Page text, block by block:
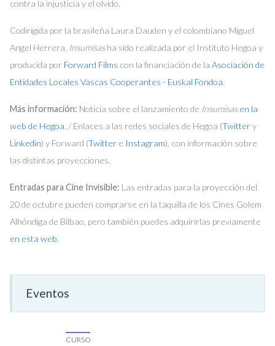
contra la injusticia y el olvido.
Codirigida por la brasileña Laura Dauden y el colombiano Miguel
Angel Herrera, Insumisasha sido realizada por el Instituto Hegoa y
producida por Forward Films con la financiación de la Asociación de
Entidades Locales Vascas Cooperantes - Euskal Fondoa.
Más información: Noticia sobre el lanzamiento de Insumisasen la
web de Hegoa. / Enlaces a las redes sociales de Hegoa (Twittery
Linkedin) y Forward (Twitter e Instagram), con información sobre
las distintas proyecciones.
Entradas para Cine Invisible: Las entradas para la proyección del
20 de octubre pueden comprarse en la taquilla de los Cines Golem
Alhóndiga de Bilbao, pero también puedes adquirirlas previamente
en esta web.
Eventos
CURSO